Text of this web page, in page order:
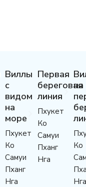
Виллы
с
видом
на
море
Пхукет
Ко
Самуи
Пханг
Нга
Первая
береговая
линия
Пхукет
Ко
Самуи
Пханг
Нга
на
Ко